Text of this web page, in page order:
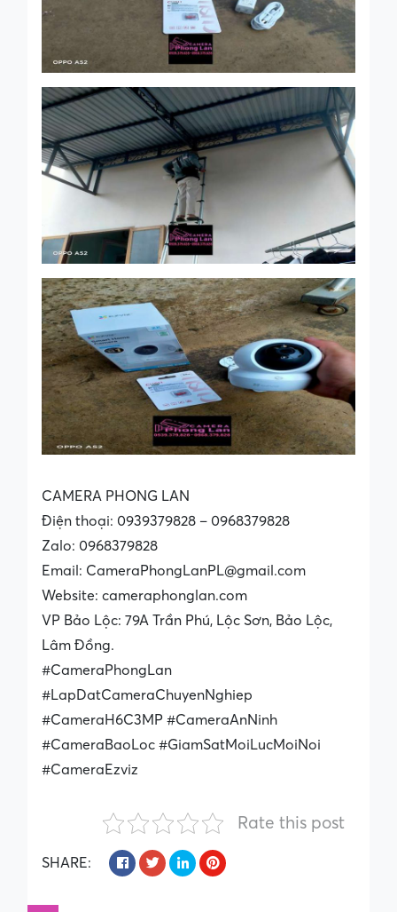
CAMERA PHONG LAN
Điện thoại: 0939379828 – 0968379828
Zalo: 0968379828
Email: CameraPhongLanPL@gmail.com
Website: cameraphonglan.com
VP Bảo Lộc: 79A Trần Phú, Lộc Sơn, Bảo Lộc,
Lâm Đồng.
#CameraPhongLan
#LapDatCameraChuyenNghiep
#CameraH6C3MP #CameraAnNinh
#CameraBaoLoc #GiamSatMoiLucMoiNoi
#CameraEzviz
Rate this post
SHARE: